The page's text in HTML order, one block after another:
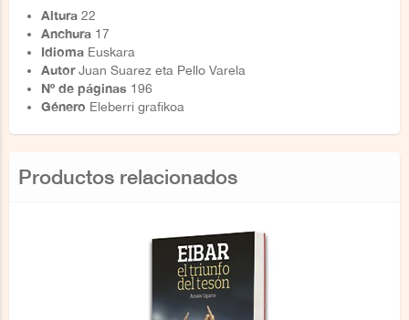
Altura 22
Anchura 17
Idioma Euskara
AutorJuan Suarez eta Pello Varela
Nº de páginas 196
Género Eleberri grafikoa
Productos relacionados